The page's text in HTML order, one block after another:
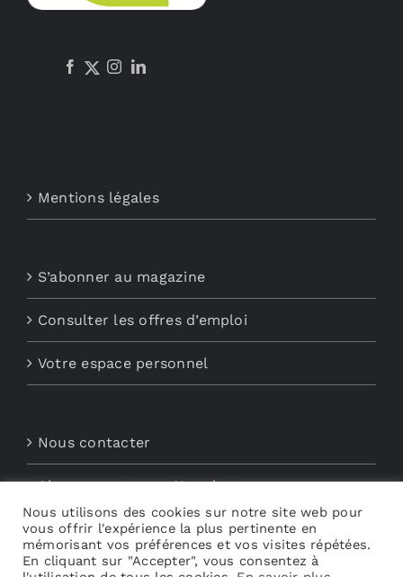
Mentions légales
S’abonner au magazine
Consulter les offres d’emploi
Votre espace personnel
Nous contacter
Abonnements aux Newsletters
Découvrez My Audio
Nous utilisons des cookies sur notre site web pour
vous offrir l'expérience la plus pertinente en
mémorisant vos préférences et vos visites répétées.
En cliquant sur "Accepter", vous consentez à